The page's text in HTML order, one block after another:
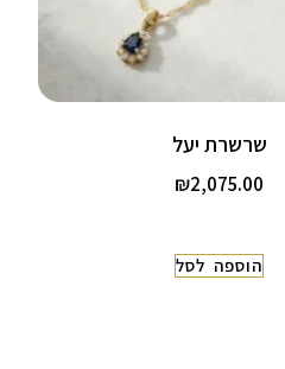
שרשרת יעל
₪2,075.00
הוספה לסל